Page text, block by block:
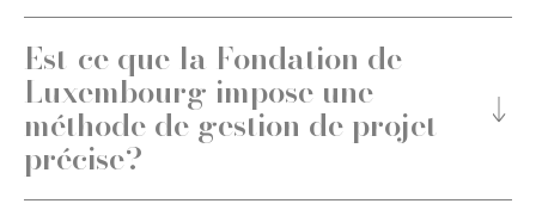
La faisabilité
Est-ce que la Fondation de
Luxembourg impose une
méthode de gestion de projet
précise?